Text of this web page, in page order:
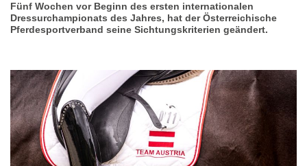
Fünf Wochen vor Beginn des ersten internationalen
Dressurchampionats des Jahres, hat der Österreichische
Pferdesportverband seine Sichtungskriterien geändert.